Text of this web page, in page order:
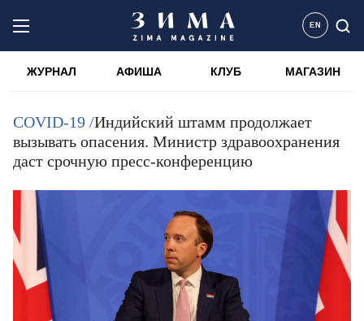
EN
ЖУРНАЛ АФИША КЛУБ МАГАЗИН
COVID-19 /Индийский штамм продолжает
вызывать опасения. Министр здравоохранения
даст срочную пресс-конференцию